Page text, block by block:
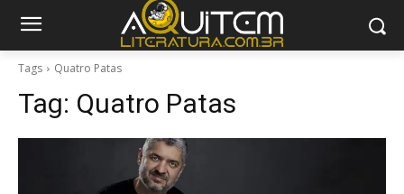
Tags Quatro Patas
Tag: Quatro Patas